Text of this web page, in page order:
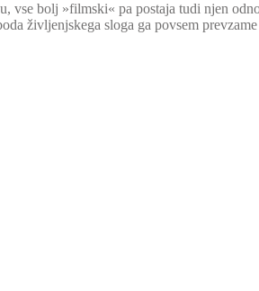
vse bolj »filmski« pa postaja tudi njen
življenjskega sloga ga povsem